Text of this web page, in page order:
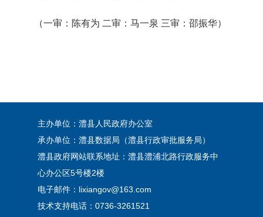
（一审：陈有为 二审：马一泉 三审：邵振华）
主办单位：澧县人民政府办公室
承办单位：澧县数据局（澧县行政审批服务局）
澧县政府网站联系地址：澧县澧浦北路行政服务中
心办公区5号楼2楼
电子邮件：lixiangov@163.com
技术支持电话：0736-3261521